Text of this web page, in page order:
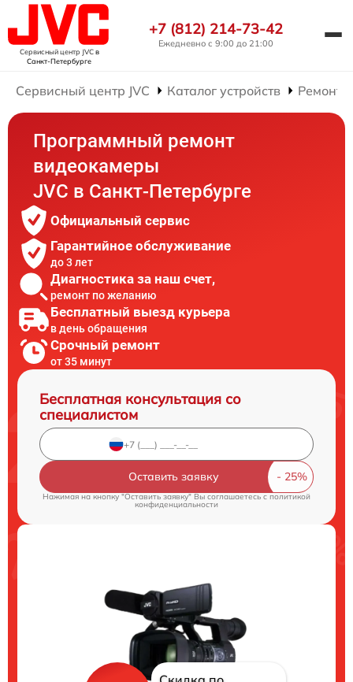
Сервисный центр JVCв
Санкт-Петербурге
+7 (812) 214-73-42
Ежедневно с 9:00 до 21:00
Сервисный центр JVC Каталог устройств Ремонт
Программный ремонт
видеокамеры
JVC в Санкт-Петербурге
Официальный сервис
Гарантийное обслуживание
до 3 лет
Диагностика за наш счет,
ремонт по желанию
Бесплатный выезд курьера
в день обращения
Срочный ремонт
от 35 минут
Бесплатная консультация со
специалистом
Оставить заявку
Нажимая на кнопку "Оставить заявку" Вы соглашаетесь cполитикой
конфиденциальности